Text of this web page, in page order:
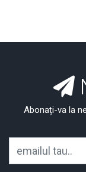
Abonați-va la